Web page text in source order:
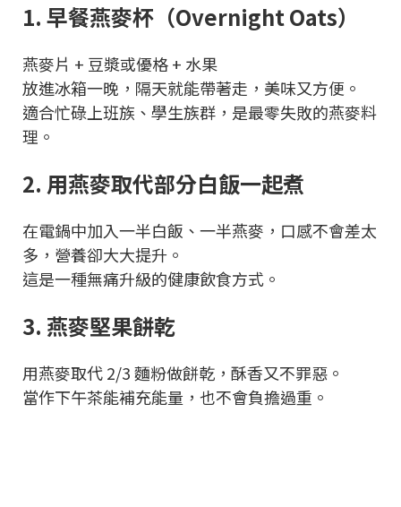
1. 早餐燕麥杯（Overnight Oats）
燕麥片 + 豆漿或優格 + 水果
放進冰箱一晚，隔天就能帶著走，美味又方便。
適合忙碌上班族、學生族群，是最零失敗的燕麥料
理。
2. 用燕麥取代部分白飯一起煮
在電鍋中加入一半白飯、一半燕麥，口感不會差太
多，營養卻大大提升。
這是一種無痛升級的健康飲食方式。
3. 燕麥堅果餅乾
用燕麥取代 2/3 麵粉做餅乾，酥香又不罪惡。
當作下午茶能補充能量，也不會負擔過重。